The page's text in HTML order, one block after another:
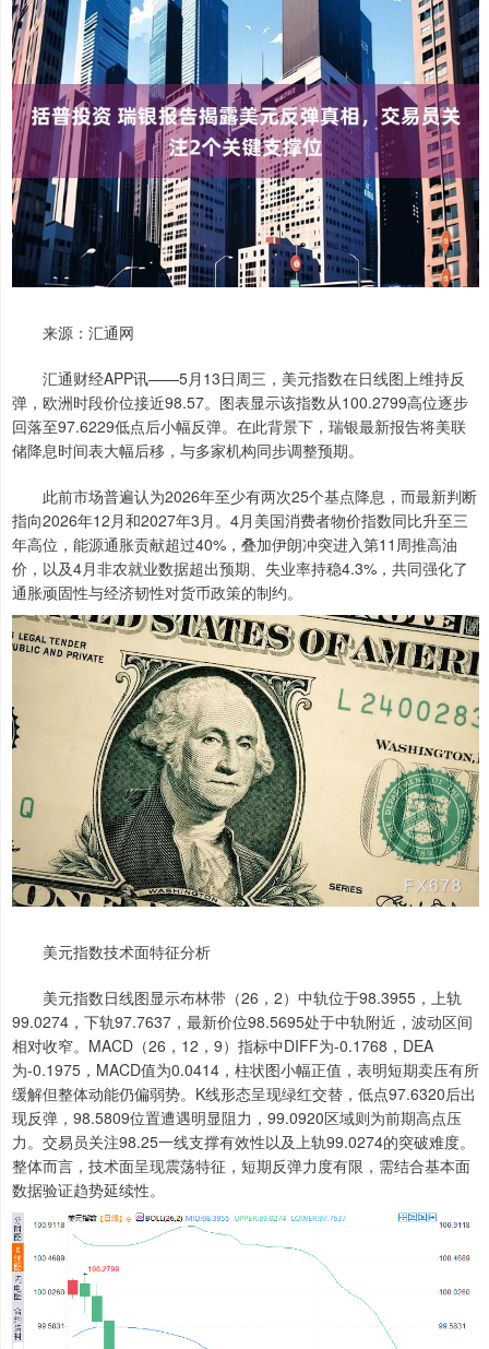
来源：汇通网
汇通财经APP讯——5月13日周三，美元指数在日线图上维持反
弹，欧洲时段价位接近98.57。图表显示该指数从100.2799高位逐步
回落至97.6229低点后小幅反弹。在此背景下，瑞银最新报告将美联
储降息时间表大幅后移，与多家机构同步调整预期。
此前市场普遍认为2026年至少有两次25个基点降息，而最新判断
指向2026年12月和2027年3月。4月美国消费者物价指数同比升至三
年高位，能源通胀贡献超过40%，叠加伊朗冲突进入第11周推高油
价，以及4月非农就业数据超出预期、失业率持稳4.3%，共同强化了
通胀顽固性与经济韧性对货币政策的制约。
美元指数技术面特征分析
美元指数日线图显示布林带（26，2）中轨位于98.3955，上轨
99.0274，下轨97.7637，最新价位98.5695处于中轨附近，波动区间
相对收窄。MACD（26，12，9）指标中DIFF为-0.1768，DEA
为-0.1975，MACD值为0.0414，柱状图小幅正值，表明短期卖压有所
缓解但整体动能仍偏弱势。K线形态呈现绿红交替，低点97.6320后出
现反弹，98.5809位置遭遇明显阻力，99.0920区域则为前期高点压
力。交易员关注98.25一线支撑有效性以及上轨99.0274的突破难度。
整体而言，技术面呈现震荡特征，短期反弹力度有限，需结合基本面
数据验证趋势延续性。